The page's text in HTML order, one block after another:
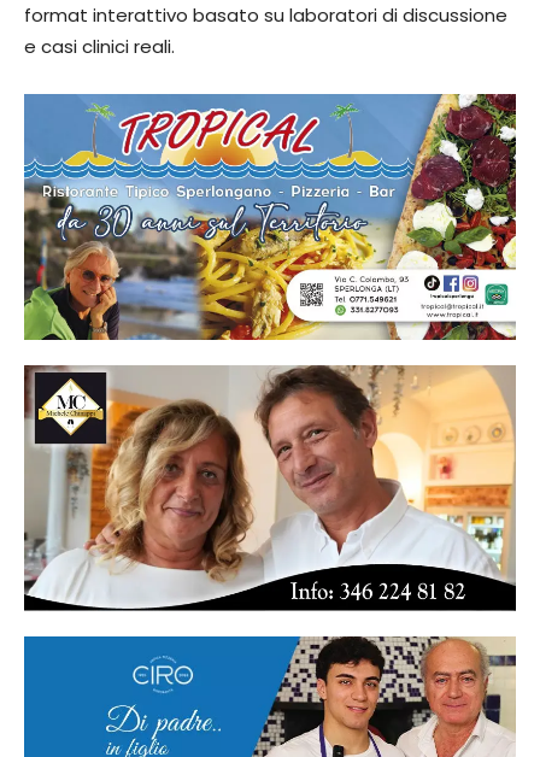
format interattivo basato su laboratori di discussione
e casi clinici reali.